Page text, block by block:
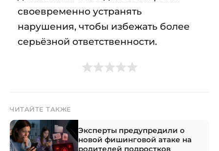
своевременно устранять
нарушения, чтобы избежать более
серьёзной ответственности.
ЧИТАЙТЕ ТАКЖЕ
Эксперты предупредили о
новой фишинговой атаке на
родителей подростков